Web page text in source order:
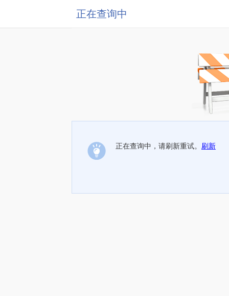
正在查询中
正在查询中，请刷新重试。 刷新